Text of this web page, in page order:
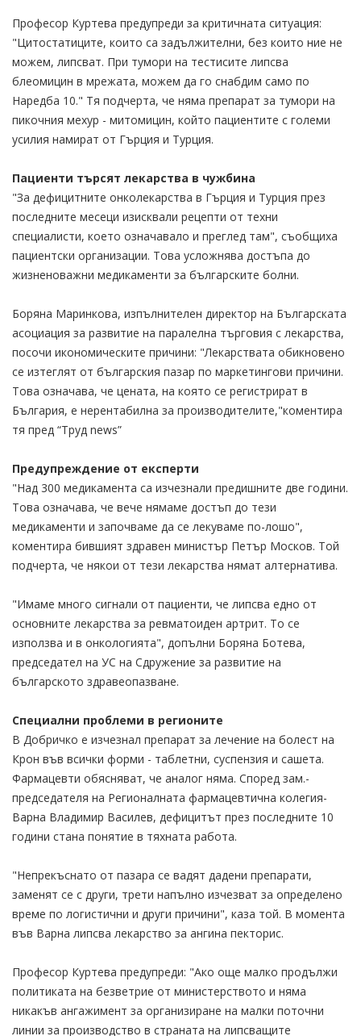
Професор Куртева предупреди за критичната ситуация:
"Цитостатиците, които са задължителни, без които ние не
можем, липсват. При тумори на тестисите липсва
блеомицин в мрежата, можем да го снабдим само по
Наредба 10." Тя подчерта, че няма препарат за тумори на
пикочния мехур - митомицин, който пациентите с големи
усилия намират от Гърция и Турция.
Пациенти търсят лекарства в чужбина
"За дефицитните онколекарства в Гърция и Турция през
последните месеци изисквали рецепти от техни
специалисти, което означавало и преглед там", съобщиха
пациентски организации. Това усложнява достъпа до
жизненоважни медикаменти за българските болни.
Боряна Маринкова, изпълнителен директор на Българската
асоциация за развитие на паралелна търговия с лекарства,
посочи икономическите причини: "Лекарствата обикновено
се изтеглят от българския пазар по маркетингови причини.
Това означава, че цената, на която се регистрират в
България, е нерентабилна за производителите,"коментира
тя пред “Труд news”
Предупреждение от експерти
"Над 300 медикамента са изчезнали предишните две години.
Това означава, че вече нямаме достъп до тези
медикаменти и започваме да се лекуваме по-лошо",
коментира бившият здравен министър Петър Москов. Той
подчерта, че някои от тези лекарства нямат алтернатива.
"Имаме много сигнали от пациенти, че липсва едно от
основните лекарства за ревматоиден артрит. То се
използва и в онкологията", допълни Боряна Ботева,
председател на УС на Сдружение за развитие на
българското здравеопазване.
Специални проблеми в регионите
В Добричко е изчезнал препарат за лечение на болест на
Крон във всички форми - таблетни, суспензия и сашета.
Фармацевти обясняват, че аналог няма. Според зам.-
председателя на Регионалната фармацевтична колегия-
Варна Владимир Василев, дефицитът през последните 10
години стана понятие в тяхната работа.
"Непрекъснато от пазара се вадят дадени препарати,
заменят се с други, трети напълно изчезват за определено
време по логистични и други причини", каза той. В момента
във Варна липсва лекарство за ангина пекторис.
Професор Куртева предупреди: "Ако още малко продължи
политиката на безветрие от министерството и няма
никакъв ангажимент за организиране на малки поточни
линии за производство в страната на липсващите